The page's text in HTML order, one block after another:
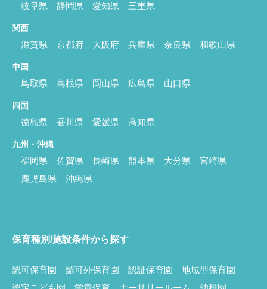
岐阜県 静岡県 愛知県 三重県
関西
滋賀県 京都府 大阪府 兵庫県 奈良県 和歌山県
中国
鳥取県 島根県 岡山県 広島県 山口県
四国
徳島県 香川県 愛媛県 高知県
九州・沖縄
福岡県 佐賀県 長崎県 熊本県 大分県
宮崎県
鹿児島県
沖縄県
保育種別/施設条件から探す
認可保育園 認可外保育園 認証保育園
地域型保育園